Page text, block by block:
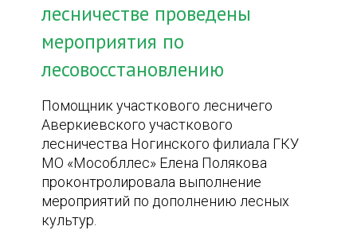
лесничестве проведены
мероприятия по
лесовосстановлению
Помощник участкового лесничего
Аверкиевского участкового
лесничества Ногинского филиала ГКУ
МО «Мособллес» Елена Полякова
проконтролировала выполнение
мероприятий по дополнению лесных
культур.